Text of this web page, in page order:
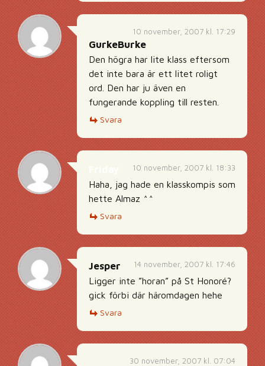
10 november, 2007 kl. 17:29
GurkeBurke
Den högra har lite klass eftersom
det inte bara är ett litet roligt
ord. Den har ju även en
fungerande koppling till resten.
Svara
10 november, 2007 kl. 18:33
Haha, jag hade en klasskompis som
hette Almaz ^^
Svara
14 november, 2007 kl. 17:46
Jesper
Ligger inte ”horan” på St Honoré?
gick förbi där häromdagen hehe
Svara
30 november, 2007 kl. 07:04